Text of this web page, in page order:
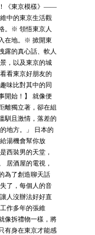
《東京模樣》——
中的東京生活觀
。※ 領悟東京人
在地。※ 掀開東
露的真心話、軟人
，以及東京的城
看東京好朋友的
味比對其中的同
開始！】 就像便
離獨立著，卻在組
馴且激情，落差的
地方。」 日本的
湯機會幫你放
西裝男的天堂，
居酒屋的電視，
為了創造聊天話
了，每個人的音
人沒辦法好好直
作多年的張維
像拆禮物一樣，將
有身在東京才能感